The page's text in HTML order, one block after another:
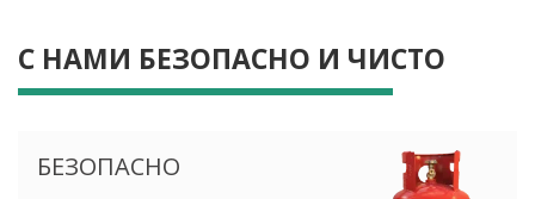
С НАМИ БЕЗОПАСНО И ЧИСТО
БЕЗОПАСНО